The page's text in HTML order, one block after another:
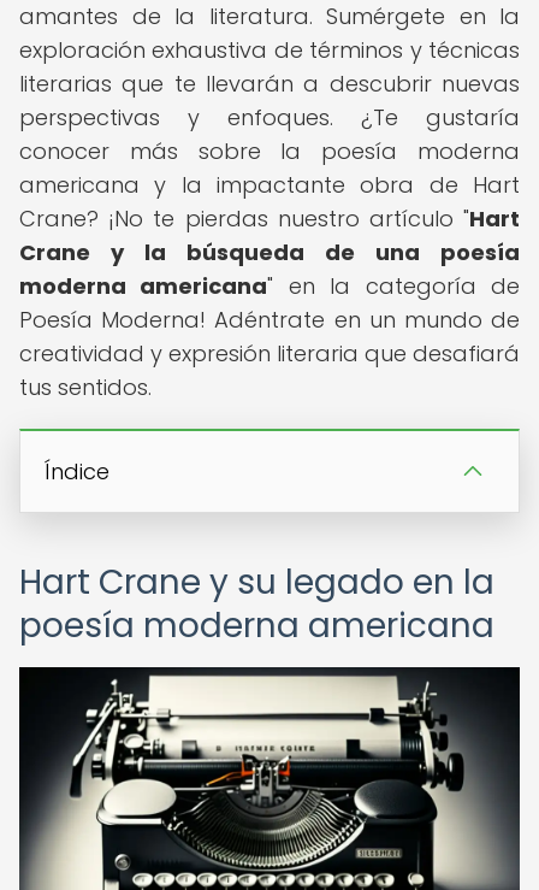
amantes de la literatura. Sumérgete en la
exploración exhaustiva de términos y técnicas
literarias que te llevarán a descubrir nuevas
perspectivas y enfoques. ¿Te gustaría
conocer más sobre la poesía moderna
americana y la impactante obra de Hart
Crane? ¡No te pierdas nuestro artículo "Hart
Crane y la búsqueda de una poesía
moderna americana" en la categoría de
Poesía Moderna! Adéntrate en un mundo de
creatividad y expresión literaria que desafiará
tus sentidos.
Índice
Hart Crane y su legado en la
poesía moderna americana